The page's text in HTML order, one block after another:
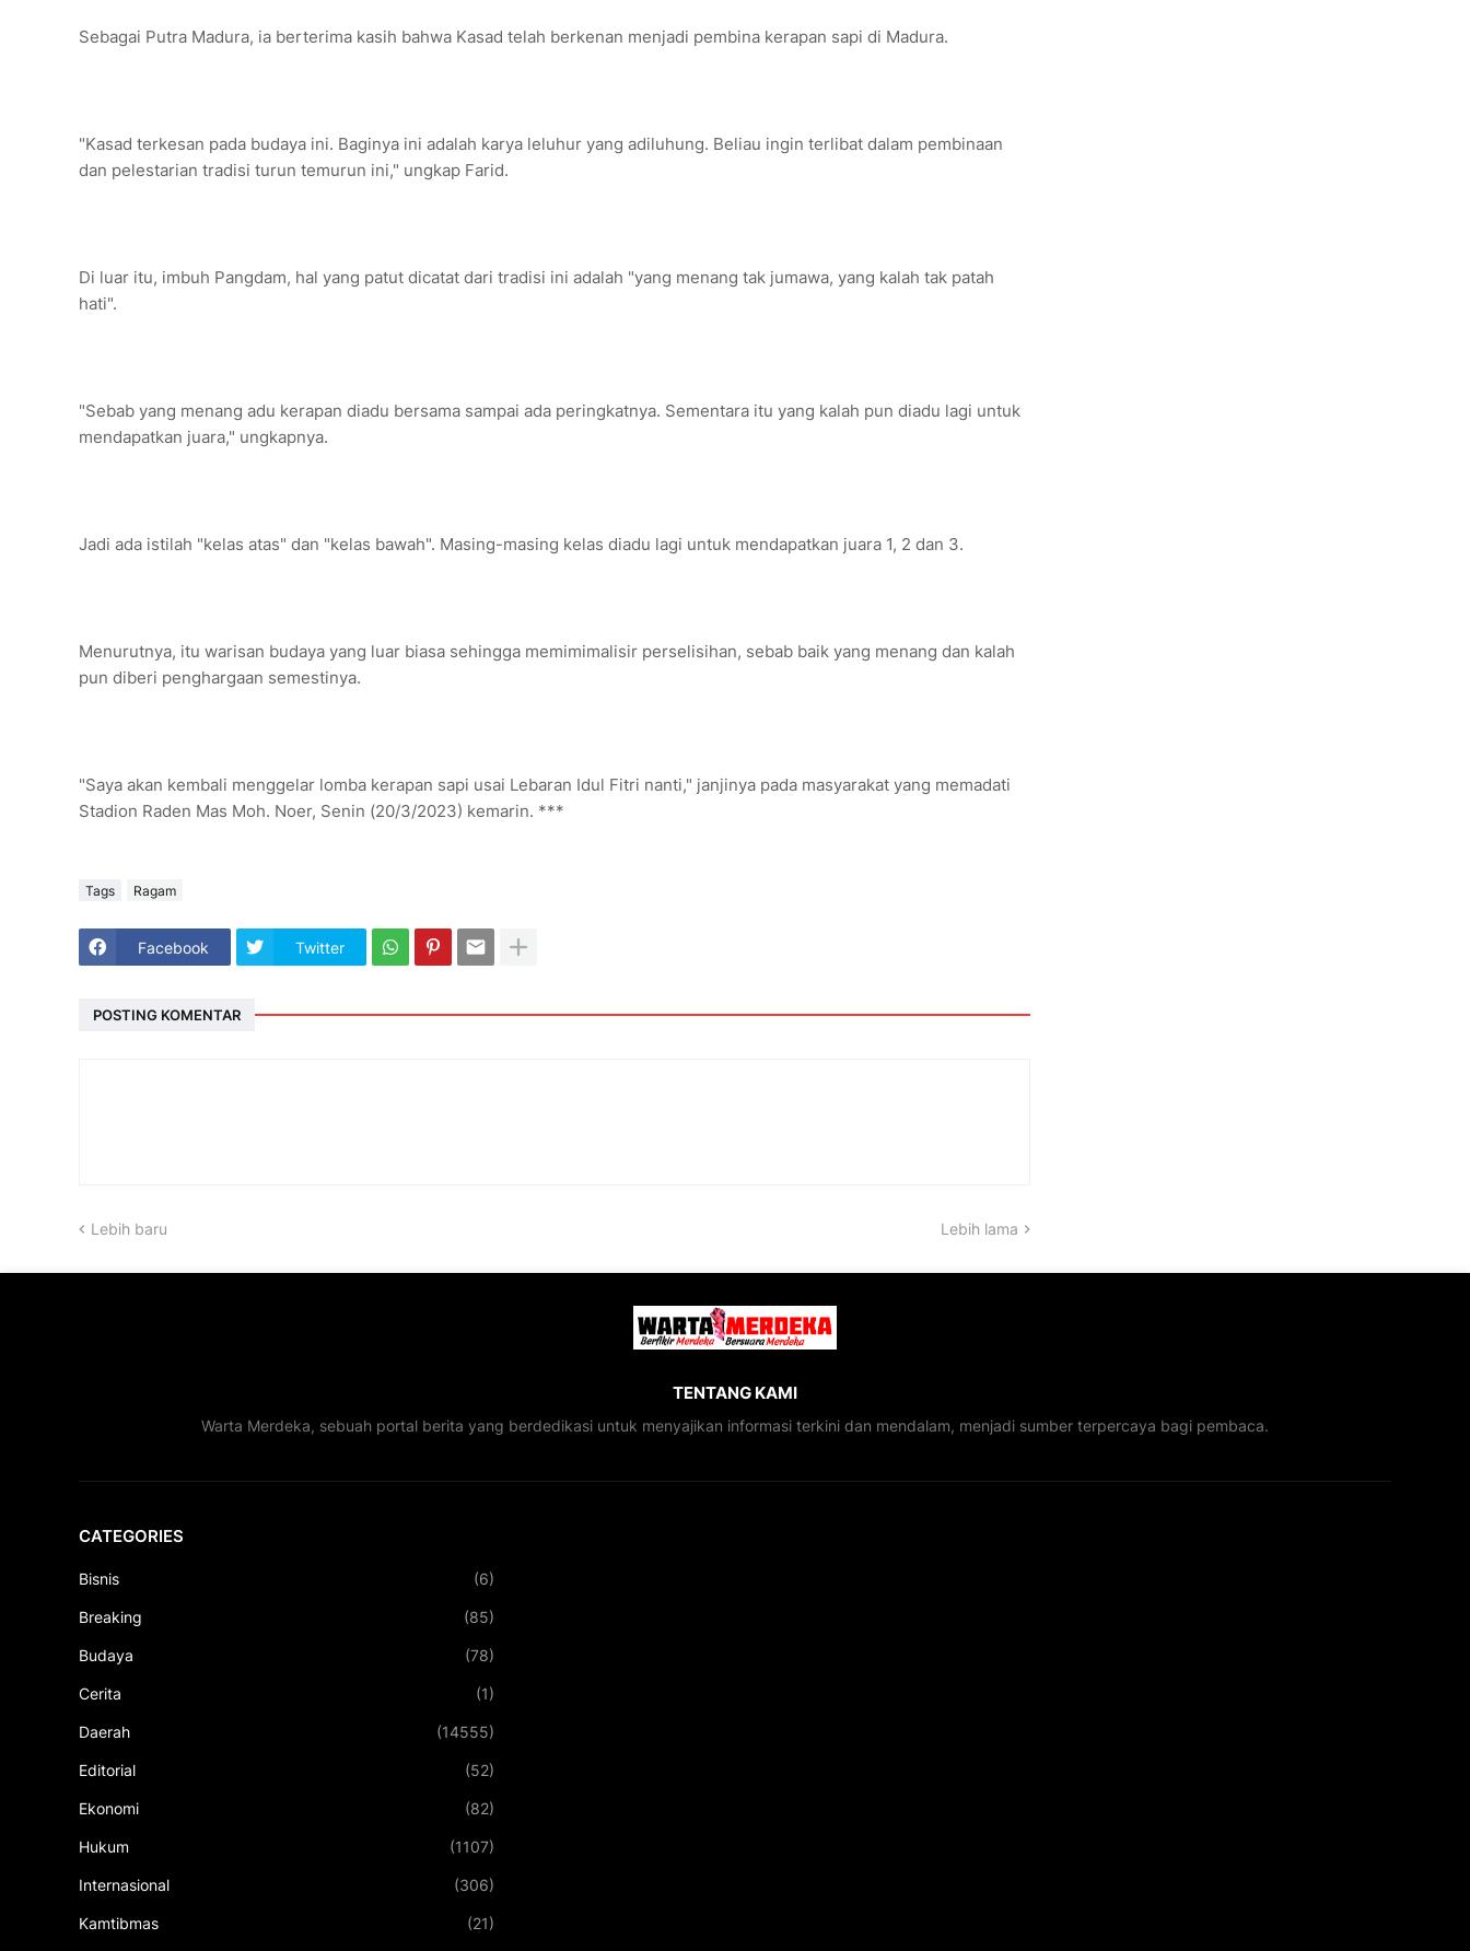
Sebagai Putra Madura, ia berterima kasih bahwa Kasad telah berkenan menjadi pembina kerapan sapi di Madura.
"Kasad terkesan pada budaya ini. Baginya ini adalah karya leluhur yang adiluhung. Beliau ingin terlibat dalam pembinaan
dan pelestarian tradisi turun temurun ini," ungkap Farid.
Di luar itu, imbuh Pangdam, hal yang patut dicatat dari tradisi ini adalah "yang menang tak jumawa, yang kalah tak patah
hati".
"Sebab yang menang adu kerapan diadu bersama sampai ada peringkatnya. Sementara itu yang kalah pun diadu lagi untuk
mendapatkan juara," ungkapnya.
Jadi ada istilah "kelas atas" dan "kelas bawah". Masing-masing kelas diadu lagi untuk mendapatkan juara 1, 2 dan 3.
Menurutnya, itu warisan budaya yang luar biasa sehingga memimimalisir perselisihan, sebab baik yang menang dan kalah
pun diberi penghargaan semestinya.
"Saya akan kembali menggelar lomba kerapan sapi usai Lebaran Idul Fitri nanti," janjinya pada masyarakat yang memadati
Stadion Raden Mas Moh. Noer, Senin (20/3/2023) kemarin. ***
Tags Ragam
Facebook Twitter
POSTING KOMENTAR
Lebih baru Lebih lama
TENTANG KAMI
Warta Merdeka, sebuah portal berita yang berdedikasi untuk menyajikan informasi terkini dan mendalam, menjadi sumber terpercaya bagi pembaca.
CATEGORIES
Bisnis (6)
Breaking (85)
Budaya (78)
Cerita (1)
Daerah (14555)
Editorial (52)
Ekonomi (82)
Hukum (1107)
Internasional (306)
Kamtibmas (21)